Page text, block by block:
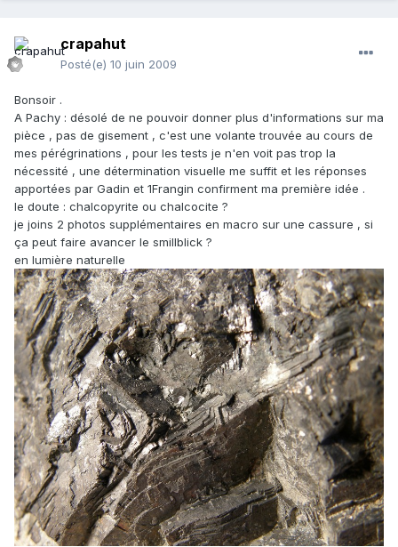
crapahut
Posté(e) 10 juin 2009
Bonsoir .
A Pachy : désolé de ne pouvoir donner plus d'informations sur ma
pièce , pas de gisement , c'est une volante trouvée au cours de
mes pérégrinations , pour les tests je n'en voit pas trop la
nécessité , une détermination visuelle me suffit et les réponses
apportées par Gadin et 1Frangin confirment ma première idée .
le doute : chalcopyrite ou chalcocite ?
je joins 2 photos supplémentaires en macro sur une cassure , si
ça peut faire avancer le smillblick ?
en lumière naturelle